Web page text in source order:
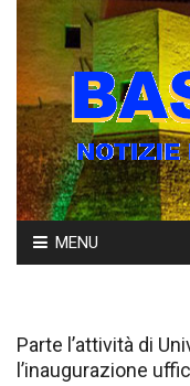
Skip
to
MENU
Parte l’attività di
l’inaugurazione